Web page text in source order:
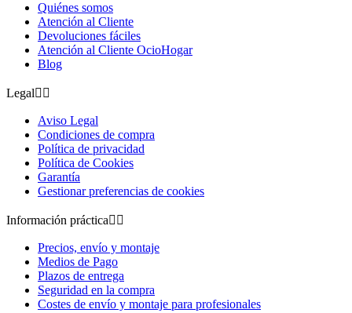
Quiénes somos
Atención al Cliente
Devoluciones fáciles
Atención al Cliente OcioHogar
Blog
Legal 
Aviso Legal
Condiciones de compra
Política de privacidad
Política de Cookies
Garantía
Gestionar preferencias de cookies
Información práctica 
Precios, envío y montaje
Medios de Pago
Plazos de entrega
Seguridad en la compra
Costes de envío y montaje para profesionales